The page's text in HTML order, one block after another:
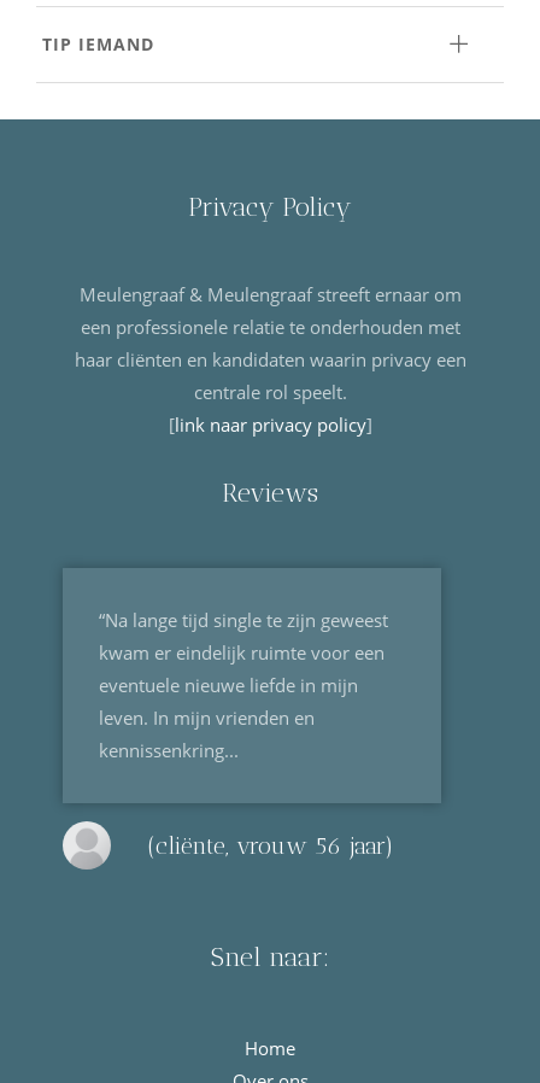
TIP IEMAND
Privacy Policy
Meulengraaf & Meulengraaf streeft ernaar om
een professionele relatie te onderhouden met
haar cliënten en kandidaten waarin privacy een
centrale rol speelt.
[link naar privacy policy]
Reviews
“Na lange tijd single te zijn geweest
kwam er eindelijk ruimte voor een
eventuele nieuwe liefde in mijn
leven. In mijn vrienden en
kennissenkring...
(cliënte, vrouw 56 jaar)
Snel naar:
Home